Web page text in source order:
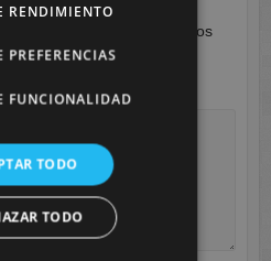
no será publicada.
Los
con*
RENDIMIENTO
PREFERENCIAS
FUNCIONALIDAD
TODO
TODO